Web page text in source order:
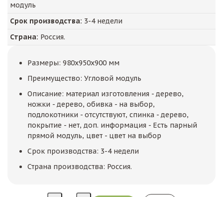
модуль
Срок производства: 3-4 недели
Страна: Россия.
Размеры: 980x950x900 мм
Преимущество: Угловой модуль
Описание: материал изготовления - дерево,
ножки - дерево, обивка - на выбор,
подлокотники - отсутствуют, спинка - дерево,
покрытие - нет, доп. информация - Есть парный
прямой модуль, цвет - цвет на выбор
Срок производства: 3-4 недели
Страна производства: Россия.